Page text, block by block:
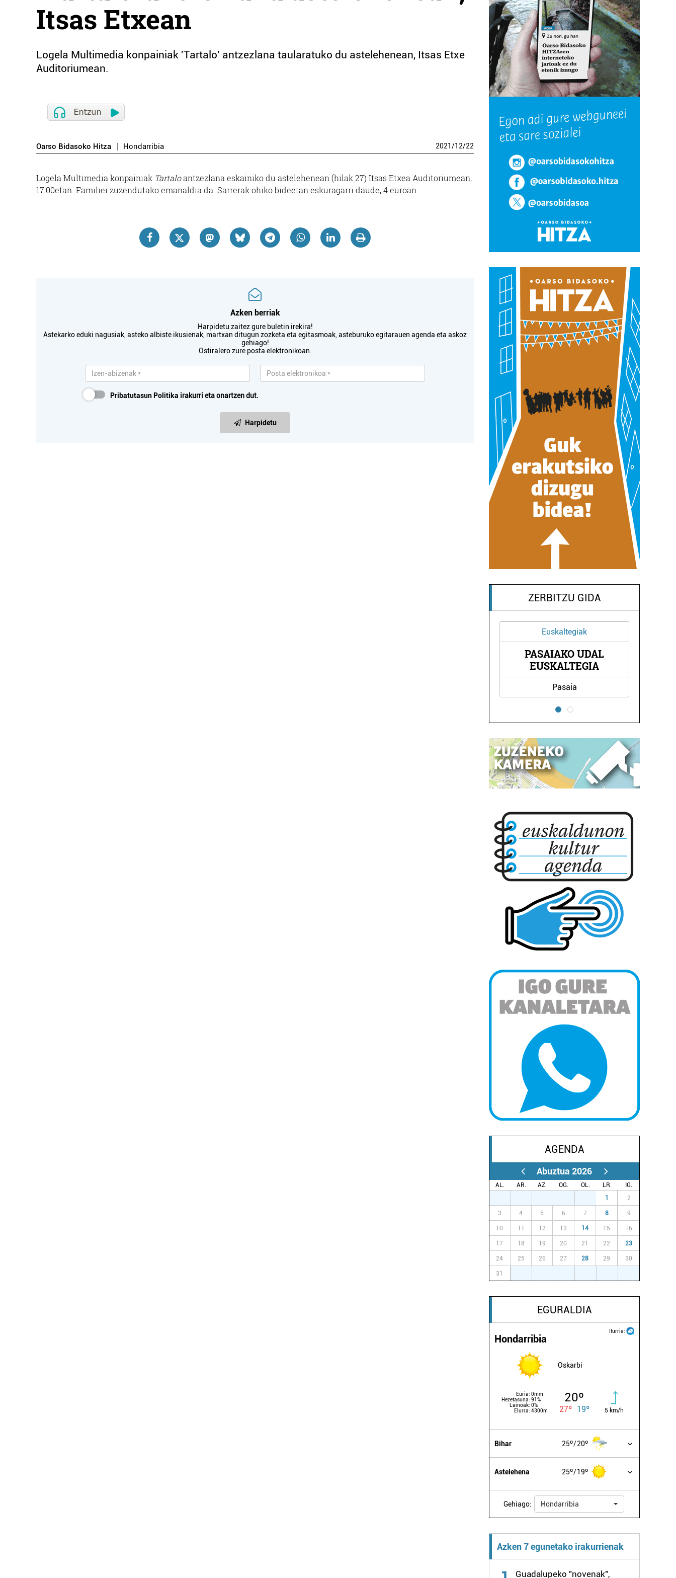
Itsas Etxean
Logela Multimedia konpainiak 'Tartalo' antzezlana taularatuko du astelehenean, Itsas Etxe
Auditoriumean.
Oarso Bidasoko Hitza Hondarribia 2021/12/22
Logela Multimedia konpainiak Tartaloantzezlana eskainiko du astelehenean (hilak 27) Itsas Etxea Auditoriumean,
17:00etan. Familiei zuzendutako emanaldia da. Sarrerak ohiko bideetan eskuragarri daude, 4 euroan.
Azken berriak
Harpidetu zaitez gure buletin irekira!
Astekarko eduki nagusiak, asteko albiste ikusienak, martxan ditugun zozketa eta egitasmoak, asteburuko egitarauen agenda eta askoz
gehiago!
Ostiralero zure posta elektronikoan.
Pribatutasun Politika irakurri eta onartzen dut.
Harpidetu
ZERBITZU GIDA
Euskaltegiak
PASAIAKO UDAL
EUSKALTEGIA
Pasaia
AGENDA
Abuztua 2026
AL. AR. AZ. OG. OL. LR.
IG.
1 2
3 4 5 6 7 8 9
10 11 12 13 14 15 16
17 18 19 20 21 22 23
24 25 26 27 28 29 30
31
EGURALDIA
Iturria:
Hondarribia
Oskarbi
Euria: 0mm
Hezetasuna: 91%
Lainoak: 0%
Elurra: 4300m
20º
27º 19º 5 km/h
Bihar 25º 20º
Astelehena 25º 19º
Gehiago: Hondarribia
Azken 7 egunetako irakurrienak
Guadalupeko "novenak",